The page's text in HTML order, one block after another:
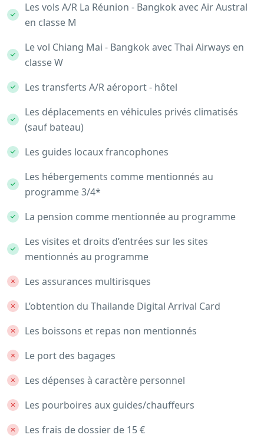
Les vols A/R La Réunion - Bangkok avec Air Austral
en classe M
Le vol Chiang Mai - Bangkok avec Thai Airways en
classe W
Les transferts A/R aéroport - hôtel
Les déplacements en véhicules privés climatisés
(sauf bateau)
Les guides locaux francophones
Les hébergements comme mentionnés au
programme 3/4*
La pension comme mentionnée au programme
Les visites et droits d’entrées sur les sites
mentionnés au programme
Les assurances multirisques
L’obtention du Thailande Digital Arrival Card
Les boissons et repas non mentionnés
Le port des bagages
Les dépenses à caractère personnel
Les pourboires aux guides/chauffeurs
Les frais de dossier de 15 €